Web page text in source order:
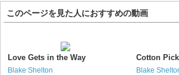
このページを見た人におすすめの動画
Love Gets in the Way
Blake Shelton
Cotton
Blake